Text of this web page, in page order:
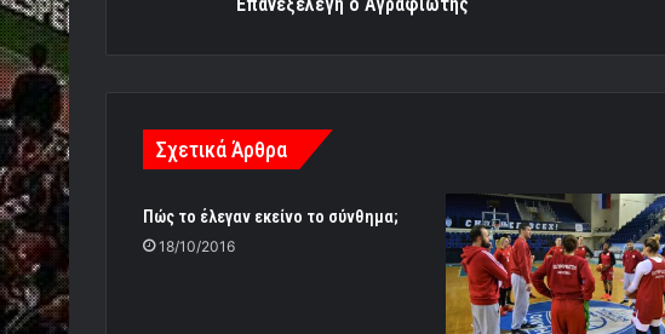
Σχετικά Άρθρα
Πώς το έλεγαν εκείνο το σύνθημα;
18/10/2016